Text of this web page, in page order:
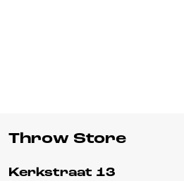
Throw Store
Kerkstraat 13